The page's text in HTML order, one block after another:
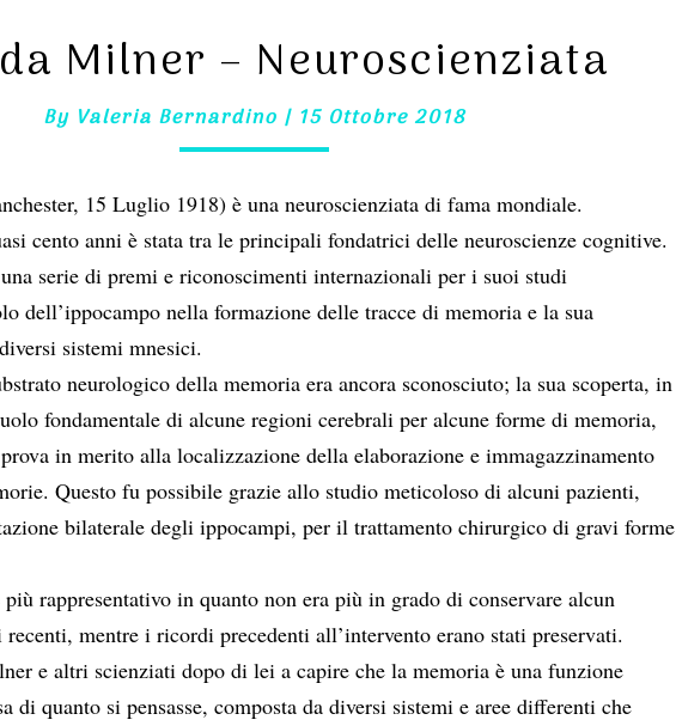
NEUROSCIENZIATA
Milner – Neuroscienziata
By Valeria Bernardino | 15 Ottobre 2018
15 Luglio 1918) è una neuroscienziata di fama mondiale.
cento anni è stata tra le principali fondatrici delle neuroscienze cognitive.
serie di premi e riconoscimenti internazionali per i suoi studi
dell’ippocampo nella formazione delle tracce di memoria e la sua
sistemi mnesici.
neurologico della memoria era ancora sconosciuto; la sua scoperta, in
fondamentale di alcune regioni cerebrali per alcune forme di memoria,
in merito alla localizzazione della elaborazione e immagazzinamento
Questo fu possibile grazie allo studio meticoloso di alcuni pazienti,
bilaterale degli ippocampi, per il trattamento chirurgico di gravi forme
rappresentativo in quanto non era più in grado di conservare alcun
mentre i ricordi precedenti all’intervento erano stati preservati.
e altri scienziati dopo di lei a capire che la memoria è una funzione
di quanto si pensasse, composta da diversi sistemi e aree differenti che